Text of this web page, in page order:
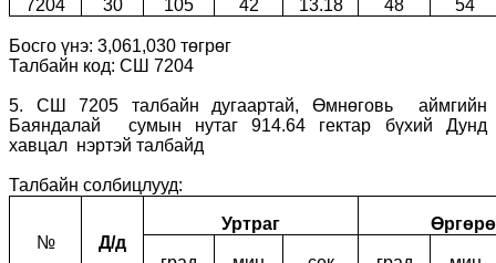
7204 30 105 42 13.18 48 54
Босго үнэ: 3,061,030 төгрөг
Талбайн код: СШ 7204
5. СШ 7205 талбайн дугаартай, Өмнөговь аймгийн
Баяндалай сумын нутаг 914.64 гектар бүхий Дунд
хавцал нэртэй талбайд
Талбайн солбицлууд:
№ Д/д
Уртраг